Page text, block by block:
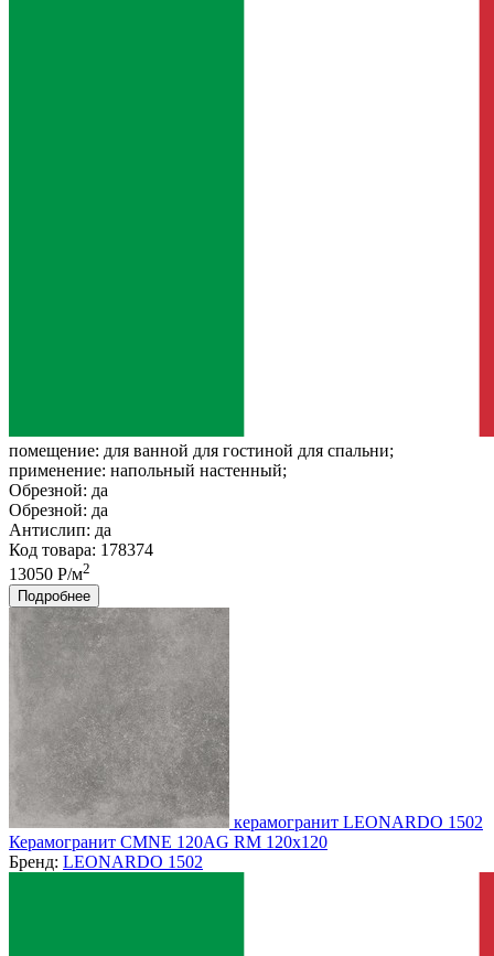
помещение: для ванной для гостиной для спальни;
применение: напольный настенный;
Обрезной: да
Обрезной: да
Антислип: да
Код товара: 178374
13050 Р/м2
Подробнее
керамогранит LEONARDO 1502
Керамогранит CMNE 120AG RM 120x120
Бренд: LEONARDO 1502